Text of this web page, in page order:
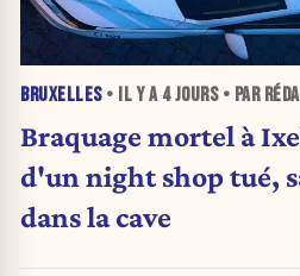
BRUXELLES• IL Y A 4 JOURS• PAR
Braquage mortel à
d'un night shop tué,
dans la cave